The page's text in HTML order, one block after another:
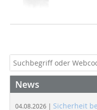
News
04.08.2026 | Sicherheit